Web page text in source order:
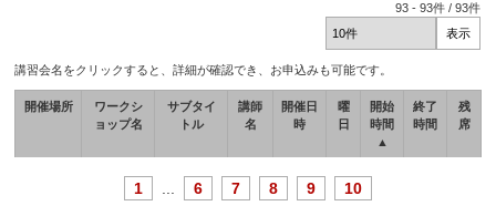
93 -93件 /93件
講習会名をクリックすると、詳細が確認でき、お申込みも可能です。
開催場所
ワークシ
ョップ名
サブタイ
トル
講師
名
開催日
時
曜
日
開始
時間
▲
終了
時間
残
席
1 6 7 8 9 10